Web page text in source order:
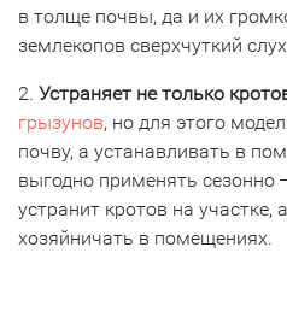
в толще почвы, да и их
землекопов сверхчуткий
2. Устраняет не только
грызунов, но для этого
почву, а устанавливать в
выгодно применять сезонно
устранит кротов на
хозяйничать в помещениях.